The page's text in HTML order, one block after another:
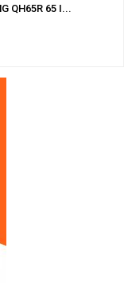
QH65R 65 I...